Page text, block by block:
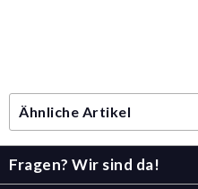
Ähnliche Artikel
Fragen? Wir sind da!